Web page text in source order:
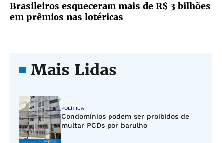
Brasileiros esqueceram mais de R$ 3 bilhões
em prêmios nas lotéricas
Mais Lidas
POLÍTICA
Condomínios podem ser proibidos de
multar PCDs por barulho